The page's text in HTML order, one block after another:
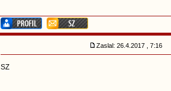
Zaslal: 26.4.2017 , 7:16
SZ